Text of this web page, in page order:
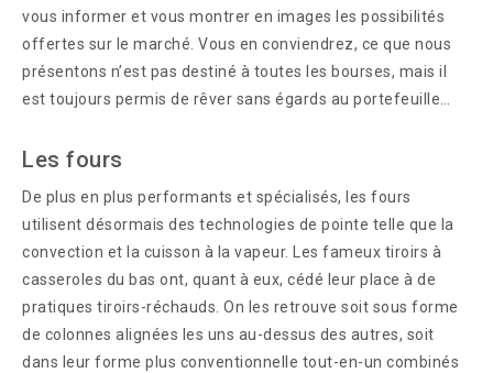
vous informer et vous montrer en images les possibilités
offertes sur le marché. Vous en conviendrez, ce que nous
présentons n’est pas destiné à toutes les bourses, mais il
est toujours permis de rêver sans égards au portefeuille…
Les fours
De plus en plus performants et spécialisés, les fours
utilisent désormais des technologies de pointe telle que la
convection et la cuisson à la vapeur. Les fameux tiroirs à
casseroles du bas ont, quant à eux, cédé leur place à de
pratiques tiroirs-réchauds. On les retrouve soit sous forme
de colonnes alignées les uns au-dessus des autres, soit
dans leur forme plus conventionnelle tout-en-un combinés